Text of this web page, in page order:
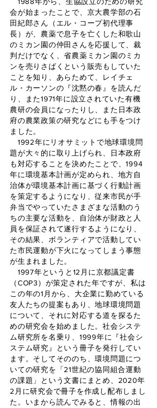
会が始まったことで、京大農学部の石
田紀郎さん（エル・コープ初代理事
長）が、農薬で息子を亡くした和歌山
のミカン園の仲田さんを応援して、裁
判だけでなく、省農薬ミカン園のミカ
ンを売りさばくという販売もしていた
ことを知り、あらためて、レイチェ
ル・カーソンの『沈黙の春』を読んだ
り、また1971年に設立されていた有機
農研の会員になったりし、また日本政
府の農業政策の研究などにも手をつけ
ました。
1992年にリオサミットで地球環境問
題が大々的に取り上げられ、日本政府
も対応することを決めたことで、1994
年に環境基本計画が定められ、地方自
治体が環境基本計画に基づく行動計画
を策定するようになり、従来市民が手
弁当でやっていたさまざまな活動のう
ちの主要な活動を、自治体が財政と人
員を保証されて遂行するようになり、
その結果、ボランティアで活動してい
た市民運動が下火になってしまう事態
が生まれました。
1997年というと12月に京都議定書
（COP3）が策定された年ですが、私は
この年の1月から、大企業に勤めている
友人たちの提案もあり、地球環境問題
について、それに対応する道を探るた
めの研究会を始めました。社会システ
ム研究所を名乗り、1999年に『社会シ
ステム研究』という冊子を発行してい
ます。そしてそののち、環境問題につ
いての研究を「21世紀の協同組合運動
の課題」という文書にまとめ、2020年
2月に研究会で冊子を作成し配布しまし
た。いまから読んでみると、情報の出